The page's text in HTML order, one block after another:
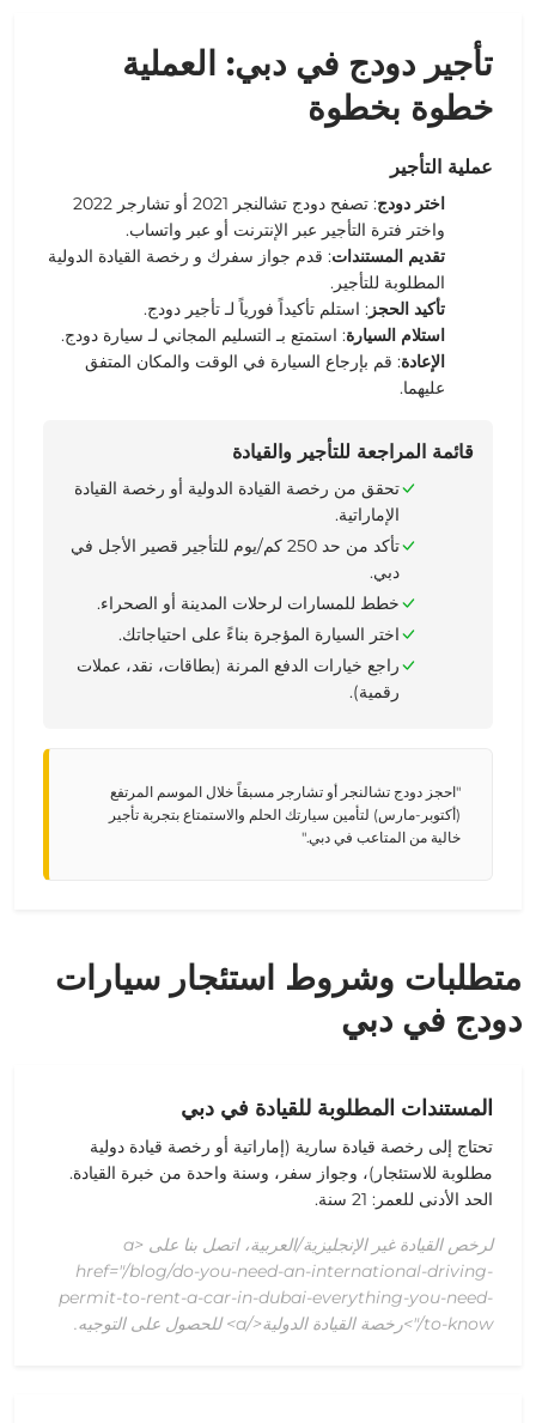
تأجير دودج في دبي: العملية
خطوة بخطوة
عملية التأجير
اختر دودج: تصفح دودج تشالنجر 2021 أو تشارجر 2022
واختر فترة التأجير عبر الإنترنت أو عبر واتساب.
تقديم المستندات: قدم جواز سفرك و رخصة القيادة الدولية
المطلوبة للتأجير .
تأكيد الحجز : استلم تأكيداً فورياً لـتأجير دودج.
استلام السيارة: استمتع بـ التسليم المجاني لـ سيارة دودج.
الإعادة: قم بإرجاع السيارة في الوقت والمكان المتفق
عليهما.
قائمة المراجعة للتأجير والقيادة
تحقق من رخصة القيادة الدولية أو رخصة القيادة
الإماراتية.
تأكد من حد 250 كم/يوم للتأجير قصير الأجل في
دبي.
خطط للمسارات لرحلات المدينة أو الصحراء.
اختر السيارة المؤجرة بناءً على احتياجاتك.
راجع خيارات الدفع المرنة (بطاقات، نقد، عملات
رقمية).
"احجز دودج تشالنجر أو تشارجر مسبقاً خلال الموسم المرتفع
(أكتوبر-مارس) لتأمين سيارتك الحلم والاستمتاع بتجربة تأجير
خالية من المتاعب في دبي."
متطلبات وشروط استئجار سيارات
دودج في دبي
المستندات المطلوبة للقيادة في دبي
تحتاج إلى رخصة قيادة سارية (إماراتية أو رخصة قيادة دولية
مطلوبة للاستئجار )، وجواز سفر، وسنة واحدة من خبرة القيادة.
الحد الأدنى للعمر: 21 سنة.
لرخص القيادة غير الإنجليزية/العربية، اتصل بنا على <a
href="/blog/do-you-need-an-international-driving-
permit-to-rent-a-car-in-dubai-everything-you-need-
to-know/">رخصة القيادة الدولية</a> للحصول على التوجيه.